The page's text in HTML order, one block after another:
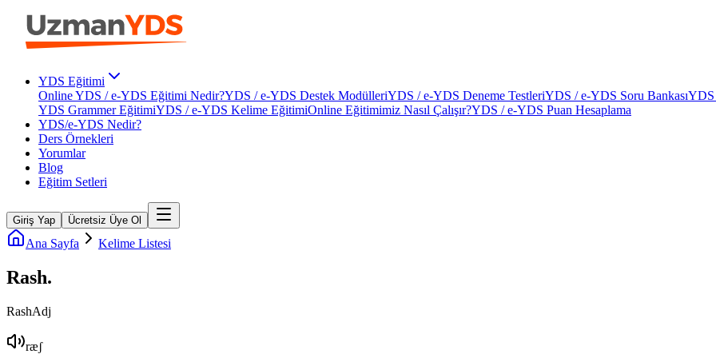
YDS Eğitimi
Online YDS / e-YDS Eğitimi Nedir?YDS / e-YDS Destek ModülleriYDS / e-YDS Deneme TestleriYDS / e-YDS Soru BankasıYDS
YDS Grammer EğitimiYDS / e-YDS Kelime EğitimiOnline Eğitimimiz Nasıl Çalışır?YDS / e-YDS Puan Hesaplama
YDS/e-YDS Nedir?
Ders Örnekleri
Yorumlar
Blog
Eğitim Setleri
Giriş Yap Ücretsiz Üye Ol
Ana Sayfa Kelime Listesi
Rash.
RashAdj
ræʃ